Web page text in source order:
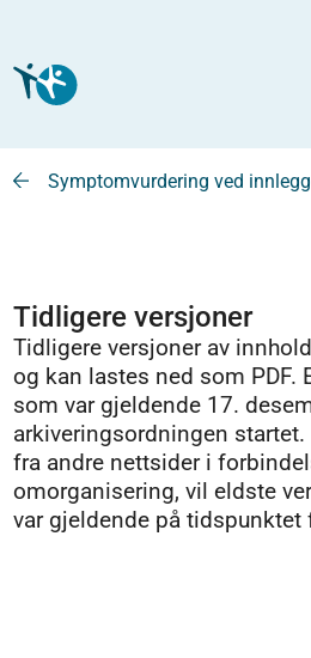
Symptomvurdering ved
Tidligere versjoner
Tidligere versjoner av
og kan lastes ned som PDF.
som var gjeldende 17.
arkiveringsordningen
fra andre nettsider i
omorganisering, vil eldste
var gjeldende på